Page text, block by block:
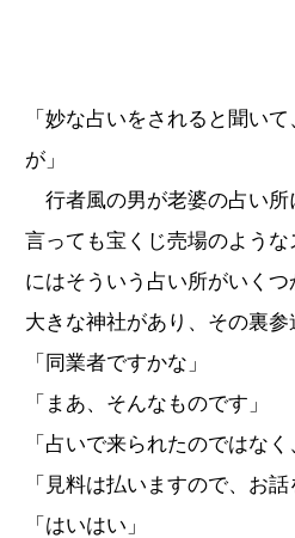
「妙な占いをされると聞い
が」
行者風の男が老婆の占い所
言っても宝くじ売場のような
にはそういう占い所がいく
大きな神社があり、その裏参
「同業者ですかな」
「まあ、そんなものです」
「占いで来られたのではなく
「見料は払いますので、お話
「はいはい」